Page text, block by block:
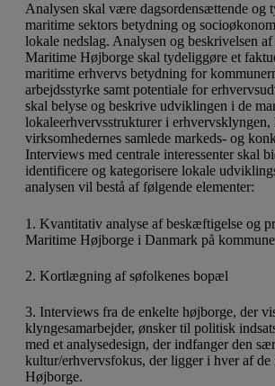
Analysen skal være dagsordensættende og
maritime sektors betydning og
lokale nedslag. Analysen og beskrivelsen
Maritime Højborge skal tydeliggøre et
maritime erhvervs betydning for
arbejdsstyrke samt potentiale for
skal belyse og beskrive udviklingen i de
lokaleerhvervsstrukturer i erhvervsklyngen,
virksomhedernes samlede markeds- og
Interviews med centrale interessenter skal
identificere og kategorisere lokale
analysen vil bestå af følgende elementer:
1. Kvantitativ analyse af beskæftigelse og
Maritime Højborge i Danmark på
2. Kortlægning af søfolkenes bopæl
3. Interviews fra de enkelte højborge, der
klyngesamarbejder, ønsker til politisk
med et analysedesign, der indfanger den
kultur/erhvervsfokus, der ligger i hver af
Højborge.